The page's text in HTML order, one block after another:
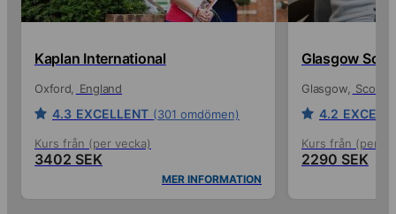
Kaplan International
Oxford England
4.3 EXCELLENT (301 omdömen)
Kurs från (per vecka)
3402 SEK
MER INFORMATION
Glasgow
Glasgow
4.2
Kurs från (per
2290 SEK